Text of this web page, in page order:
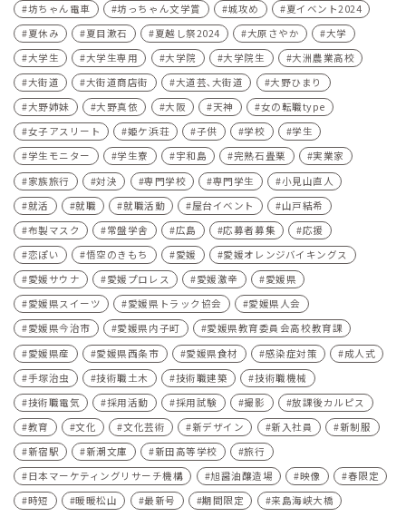
坊ちゃん電車
坊っちゃん文学賞 城攻め
夏イベント2024
夏休み
夏目漱石 夏越し祭2024 大原さやか
大学
大学生
大学生専用 大学院 大学院生
大洲農業高校
大街道
大街道商店街 大道芸､大街道
大野ひまり
大野姉妹
大野真依 大阪 天神
女の転職type
女子アスリート
姫ケ浜荘 子供 学校
学生
学生モニター
学生寮 宇和島 完熟石畳栗
実業家
家族旅行
対決 専門学校 専門学生
小見山直人
就活
就職 就職活動 屋台イベント
山戸結希
布製マスク
常盤学舎 広島 応募者募集
応援
恋ぽい
悟空のきもち 愛媛
愛媛オレンジバイキングス
愛媛サウナ
愛媛プロレス 愛媛激辛
愛媛県
愛媛県スイーツ
愛媛県トラック協会
愛媛県人会
愛媛県今治市
愛媛県内子町
愛媛県教育委員会高校教育課
愛媛県産
愛媛県西条市 愛媛県食材 感染症対策
成人式
手塚治虫
技術職土木 技術職建築
技術職機械
技術職電気
採用活動 採用試験 撮影
放課後カルピス
教育
文化 文化芸術 新デザイン 新入社員
新制服
新宿駅
新潮文庫 新田高等学校
旅行
日本マーケティングリサーチ機構
旭醤油醸造場 映像
春限定
時短
暖暖松山 最新号 期間限定
来島海峡大橋